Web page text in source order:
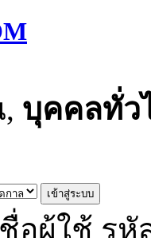
บุคคลทั่ว
อผู้ใช้ รหั